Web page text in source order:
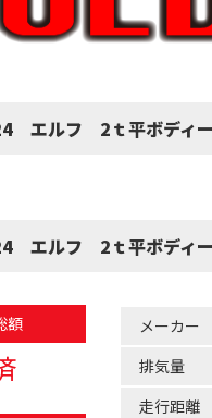
エルフ 2ｔ平ボディ
エルフ 2ｔ平ボデ
額 メーカー
排気量
走行距離